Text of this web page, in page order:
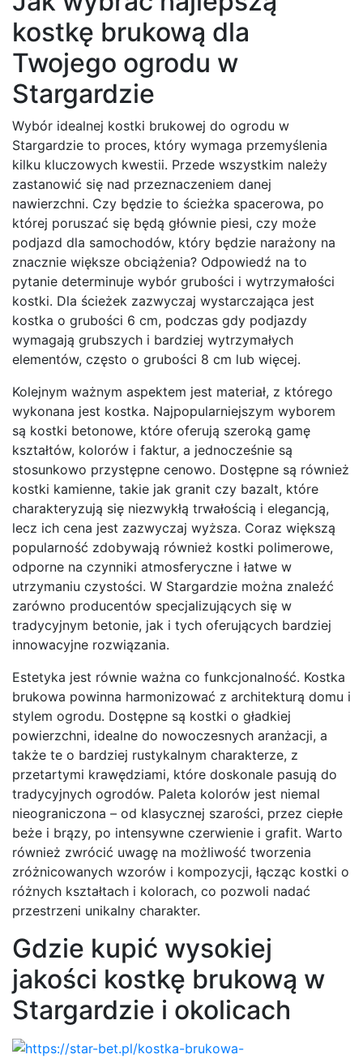
kostkę brukową dla
Twojego ogrodu w
Stargardzie
Wybór idealnej kostki brukowej do ogrodu w
Stargardzie to proces, który wymaga przemyślenia
kilku kluczowych kwestii. Przede wszystkim należy
zastanowić się nad przeznaczeniem danej
nawierzchni. Czy będzie to ścieżka spacerowa, po
której poruszać się będą głównie piesi, czy może
podjazd dla samochodów, który będzie narażony na
znacznie większe obciążenia? Odpowiedź na to
pytanie determinuje wybór grubości i wytrzymałości
kostki. Dla ścieżek zazwyczaj wystarczająca jest
kostka o grubości 6 cm, podczas gdy podjazdy
wymagają grubszych i bardziej wytrzymałych
elementów, często o grubości 8 cm lub więcej.
Kolejnym ważnym aspektem jest materiał, z którego
wykonana jest kostka. Najpopularniejszym wyborem
są kostki betonowe, które oferują szeroką gamę
kształtów, kolorów i faktur, a jednocześnie są
stosunkowo przystępne cenowo. Dostępne są również
kostki kamienne, takie jak granit czy bazalt, które
charakteryzują się niezwykłą trwałością i elegancją,
lecz ich cena jest zazwyczaj wyższa. Coraz większą
popularność zdobywają również kostki polimerowe,
odporne na czynniki atmosferyczne i łatwe w
utrzymaniu czystości. W Stargardzie można znaleźć
zarówno producentów specjalizujących się w
tradycyjnym betonie, jak i tych oferujących bardziej
innowacyjne rozwiązania.
Estetyka jest równie ważna co funkcjonalność. Kostka
brukowa powinna harmonizować z architekturą domu i
stylem ogrodu. Dostępne są kostki o gładkiej
powierzchni, idealne do nowoczesnych aranżacji, a
także te o bardziej rustykalnym charakterze, z
przetartymi krawędziami, które doskonale pasują do
tradycyjnych ogrodów. Paleta kolorów jest niemal
nieograniczona – od klasycznej szarości, przez ciepłe
beże i brązy, po intensywne czerwienie i grafit. Warto
również zwrócić uwagę na możliwość tworzenia
zróżnicowanych wzorów i kompozycji, łącząc kostki o
różnych kształtach i kolorach, co pozwoli nadać
przestrzeni unikalny charakter.
Gdzie kupić wysokiej
jakości kostkę brukową w
Stargardzie i okolicach